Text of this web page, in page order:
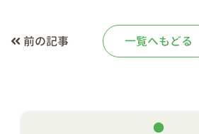
前の記事 一覧へもどる